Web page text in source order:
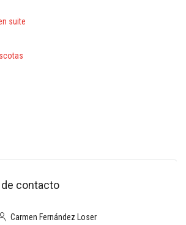
suite
contacto
Carmen Fernández Loser